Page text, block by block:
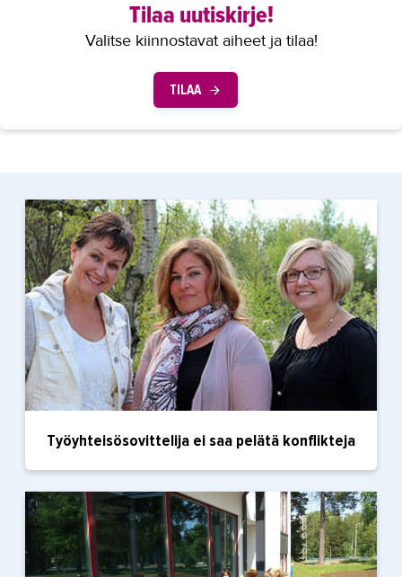
Tilaa uutiskirje!
Valitse kiinnostavat aiheet ja tilaa!
TILAA
Työyhteisösovittelija ei saa pelätä konflikteja